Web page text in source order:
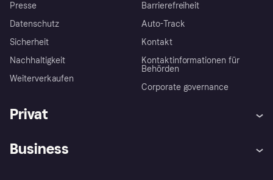
Presse
Datenschutz
Sicherheit
Nachhaltigkeit
Weiterverkaufen
Barrierefreiheit
Auto-Track
Kontakt
Kontaktinformationen für
Behörden
Corporate governance
Privat
Business